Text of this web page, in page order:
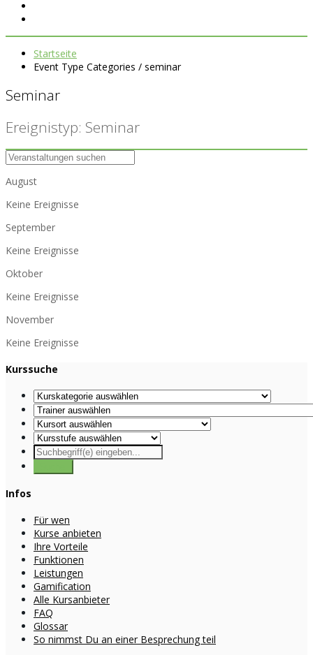
Startseite
Event Type Categories / seminar
Seminar
Ereignistyp: Seminar
August
Keine Ereignisse
September
Keine Ereignisse
Oktober
Keine Ereignisse
November
Keine Ereignisse
Kurssuche
Infos
Für wen
Kurse anbieten
Ihre Vorteile
Funktionen
Leistungen
Gamification
Alle Kursanbieter
FAQ
Glossar
So nimmst Du an einer Besprechung teil